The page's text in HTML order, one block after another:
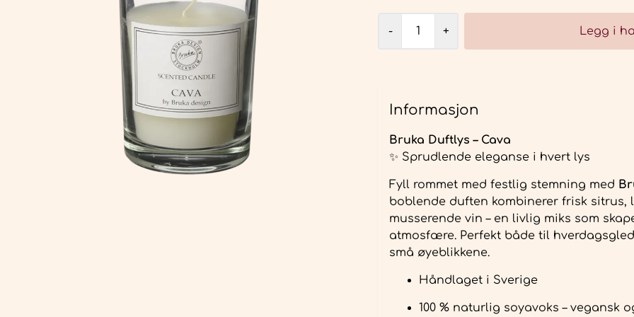
- + Legg i
Informasjon
Bruka Duftlys – Cava
✨ Sprudlende eleganse i hvert lys
Fyll rommet med festlig stemning med
boblende duften kombinerer frisk sitrus,
musserende vin – en livlig miks som
atmosfære. Perfekt både til
små øyeblikkene.
Håndlaget i Sverige
100 % naturlig soyavoks – vegansk